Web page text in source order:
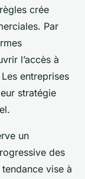
crée
Par
l’accès à
entreprises
stratégie
un
des
vise à